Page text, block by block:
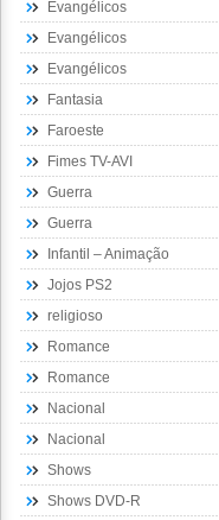
Evangélicos
Evangélicos
Evangélicos
Fantasia
Faroeste
Fimes TV-AVI
Guerra
Guerra
Infantil – Animação
Jojos PS2
religioso
Romance
Romance
Nacional
Nacional
Shows
Shows DVD-R